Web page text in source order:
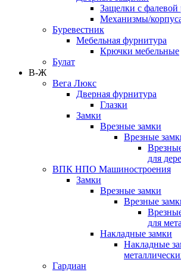
Защелки с фалевой
Механизмы/
Буревестник
Мебельная фурнитура
Крючки мебельные
Булат
В-Ж
Вега Люкс
Дверная фурнитура
Глазки
Замки
Врезные замки
Врезные
для
ВПК НПО Машиностроения
Замки
Врезные замки
Врезные
для
Накладные замки
Накладные
Гардиан